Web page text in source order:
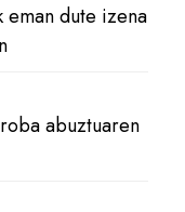
dute izena
abuztuaren